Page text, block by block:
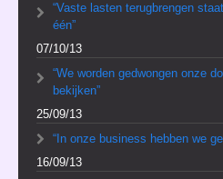
“Vaste lasten terugbrengen
één”
07/10/13
“We worden gedwongen onze
bekijken”
25/09/13
“In onze business hebben we
16/09/13